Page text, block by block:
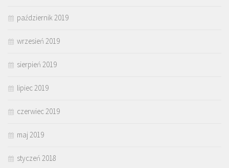
październik 2019
wrzesień 2019
sierpień 2019
lipiec 2019
czerwiec 2019
maj 2019
styczeń 2018